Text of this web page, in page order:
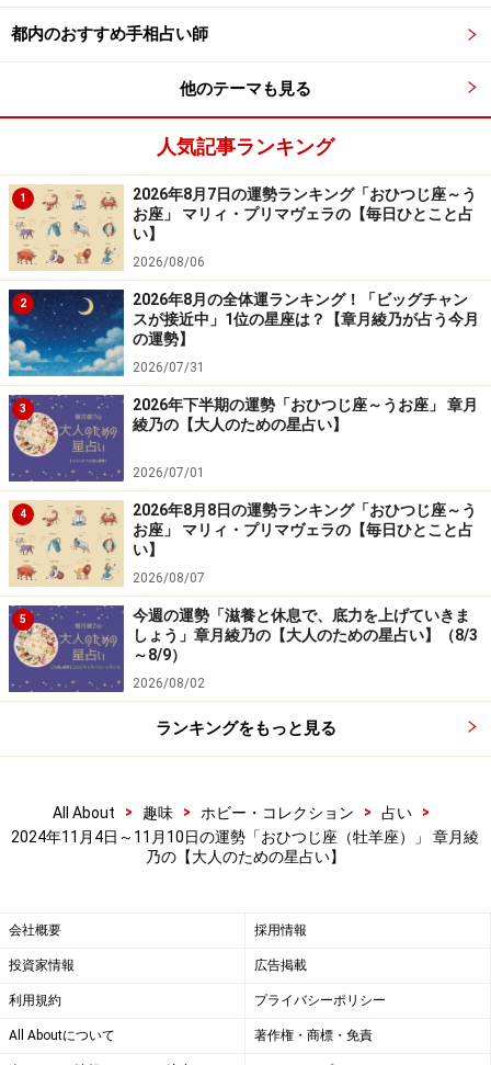
都内のおすすめ手相占い師
他のテーマも見る
人気記事ランキング
1
2026年8月7日の運勢ランキング「おひつじ座～う
お座」 マリィ・プリマヴェラの【毎日ひとこと占
い】
2026/08/06
2
2026年8月の全体運ランキング！「ビッグチャン
スが接近中」1位の星座は？【章月綾乃が占う今月
の運勢】
2026/07/31
3
2026年下半期の運勢「おひつじ座～うお座」 章月
綾乃の【大人のための星占い】
2026/07/01
4
2026年8月8日の運勢ランキング「おひつじ座～う
お座」 マリィ・プリマヴェラの【毎日ひとこと占
い】
2026/08/07
5
今週の運勢「滋養と休息で、底力を上げていきま
しょう」章月綾乃の【大人のための星占い】（8/3
～8/9）
2026/08/02
ランキングをもっと見る
All About > 趣味 > ホビー・コレクション > 占い
>
2024年11月4日～11月10日の運勢「おひつじ座（牡羊座）」 章月綾
乃の【大人のための星占い】
会社概要 採用情報
投資家情報 広告掲載
利用規約 プライバシーポリシー
All Aboutについて 著作権・商標・免責